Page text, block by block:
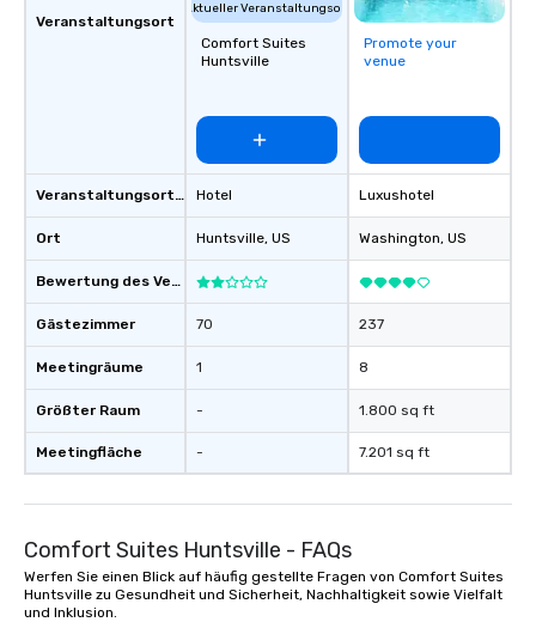
Veranstaltungsort
Veranstaltungsortstyp
Ort
Bewertung des Veranstaltungsortes
Gästezimmer
Meetingräume
Größter Raum
Meetingfläche
Aktueller Veranstaltungsort
Comfort Suites
Huntsville
Hotel
Huntsville, US
70
1
-
-
Promote your
venue
Luxushotel
Washington, US
237
8
1.800 sq ft
7.201 sq ft
Comfort Suites Huntsville - FAQs
Werfen Sie einen Blick auf häufig gestellte Fragen von Comfort Suites
Huntsville zu Gesundheit und Sicherheit, Nachhaltigkeit sowie Vielfalt
und Inklusion.